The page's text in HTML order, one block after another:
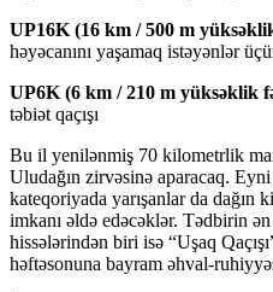
UP16K (16 km / 500 m
həyəcanını yaşamaq istəyənlər
UP6K (6 km / 210 m yüksəklik
təbiət qaçışı
Bu il yenilənmiş 70 kilometrlik
Uludağın zirvəsinə aparacaq.
kateqoriyada yarışanlar da dağın
imkanı əldə edəcəklər. Tədbirin
hissələrindən biri isə “Uşaq
həftəsonuna bayram əhval-